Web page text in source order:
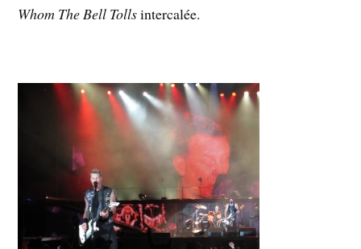
Whom The Bell Tollsintercalée.